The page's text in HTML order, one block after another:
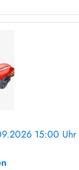
15:00 Uhr